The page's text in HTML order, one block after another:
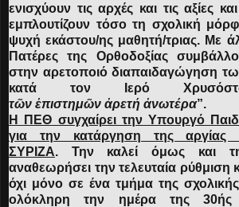
ενισχύουν τις αρχές και τις αξίες
εμπλουτίζουν τόσο τη σχολική
ψυχή εκάστου/ης μαθητή/τριας. Με
Πατέρες της Ορθοδοξίας
στην αρετοποιό διαπαιδαγώγηση
κατά τον Ιερό
τῶν ἐπιστημῶν ἀρετή ἀνωτέρα”.
Η ΠΕΘ συγχαίρει την Υπουργό
για την κατάργηση της
ΣΥΡΙΖΑ. Την καλεί όμως και
αναθεωρήσει την τελευταία ρύθμιση
όχι μόνο σε ένα τμήμα της
ολόκληρη την ημέρα της 30ής